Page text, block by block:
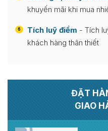
khuyến mãi khi mua
6 Tích luỹ điểm - Tích
khách hàng thân thiết
ĐẶT
GIAO